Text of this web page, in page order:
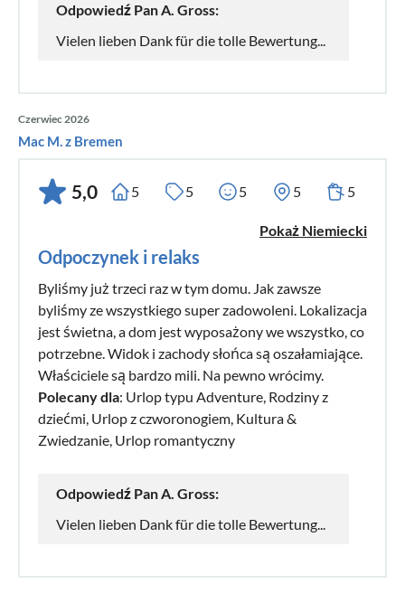
Odpowiedź Pan A. Gross:
Vielen lieben Dank für die tolle Bewertung...
Czerwiec 2026
Mac M. z Bremen
5,0 5 5 5 5 5
Pokaż Niemiecki
Odpoczynek i relaks
Byliśmy już trzeci raz w tym domu. Jak zawsze
byliśmy ze wszystkiego super zadowoleni. Lokalizacja
jest świetna, a dom jest wyposażony we wszystko, co
potrzebne. Widok i zachody słońca są oszałamiające.
Właściciele są bardzo mili. Na pewno wrócimy.
Polecany dla: Urlop typu Adventure, Rodziny z
dziećmi, Urlop z czworonogiem, Kultura &
Zwiedzanie, Urlop romantyczny
Odpowiedź Pan A. Gross:
Vielen lieben Dank für die tolle Bewertung...